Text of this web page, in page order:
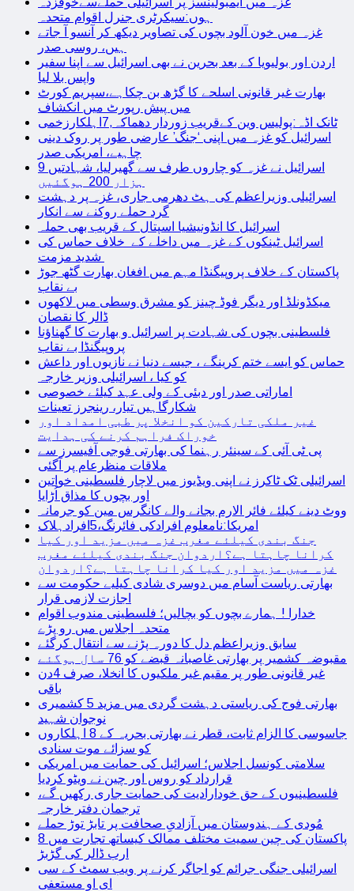
ہوں:سیکرٹری جنرل اقوام متحدہ
غزہ میں خون آلود بچوں کی تصاویر دیکھ کر آنسو آ جاتے
ہیں، روسی صدر
اردن اور بولیویا کے بعد بحرین نے بھی اسرائیل سے اپنا سفیر
واپس بلا لیا
بھارت غیر قانونی اسلحے کا گڑھ بن چکاہے،سپریم کورٹ
میں پیش رپورٹ میں انکشاف
ٹانک اڈہ:پولیس وین کےقریب زوردار دھماکہ,7اہلکارزخمی
اسرائیل کو غزہ میں اپنی ‘جنگ’ عارضی طور پر روک دینی
چاہیے، امریکی صدر
اسرائیل نے غزہ کو چاروں طرف سے گھیرلیا، شہادتیں 9
ہزار 200 ہوگئیں
اسرائیلی وزیراعظم کی ہٹ دھرمی جاری، غزہ پر دہشت
گرد حملے روکنے سے انکار
اسرائیل کا انڈونیشیا اسپتال کے قریب بھی حملہ
اسرائیل ٹینکوں کے غزہ میں داخلے کے خلاف حماس کی
پاکستان کے خلاف پروپیگنڈا مہم میں افغان بھارت گٹھ جوڑ
بے نقاب
میکڈونلڈ اور دیگر فوڈ چینز کو مشرق وسطی میں لاکھوں
ڈالر کا نقصان
فلسطینی بچوں کی شہادت پر اسرائیل و بھارت کا گھناؤنا
پروپیگنڈا بے نقاب
حماس کو ایسے ختم کرینگے ، جیسے دنیا نے نازیوں اور داعش
کو کیا ، اسرائیلی وزیر خارجہ
اماراتی صدر اور دبئی کے ولی عہد کیلئے خصوصی
شکارگاہیں تیار، رینجرز تعینات
غیر ملکی تارکین کو انخلا پر طبی امداد اور
خوراک فراہم کرنے کی ہدایت
پی ٹی آئی کے سینئر رہنما کی بھارتی فوجی آفیسرز سے
ملاقات منظرعام پر آگئی
اسرائیلی ٹک ٹاکرز نے اپنی ویڈیوز میں لاچار فلسطینی خواتین
اور بچوں کا مذاق اُڑایا
ووٹ دینے کیلئے فائر الارم بجانے والے کانگرس مین کو جرمانہ
امریکا:نامعلوم افرادکی فائرنگ،5افرادہلاک
جنگ بندی کیلئے مغرب غزہ میں مزید اور کیا
کرانا چاہتا ہے؟اردوان جنگ بندی کیلئے مغرب
غزہ میں مزید اور کیا کرانا چاہتا ہے؟اردوان
بھارتی ریاست آسام میں دوسری شادی کیلیے حکومت سے
اجازت لازمی قرار
خدارا ! ہمارے بچوں کو بچالیں؛ فلسطینی مندوب اقوام
متحدہ اجلاس میں رو پڑے
سابق وزیراعظم دل کا دورہ پڑنے سے انتقال کرگئے
مقبوضہ کشمیر پر بھارتی غاصبانہ قبضے کو 76 سال ہوگئے
غیر قانونی طور پر مقیم غیر ملکیوں کا انخلا، صرف 4دن
باقی
بھارتی فوج کی ریاستی دہشت گردی میں مزید 5 کشمیری
نوجوان شہید
جاسوسی کا الزام ثابت، قطر نے بھارتی بحریہ کے 8 اہلکاروں
کو سزائے موت سنادی
سلامتی کونسل اجلاس؛ اسرائیل کی حمایت میں امریکی
قرارداد کو روس اور چین نے ویٹو کردیا
فلسطینیوں کے حق خودارادیت کی حمایت جاری رکھیں گے،
ترجمان دفتر خارجہ
مُودی کے ہندوستان میں آزادیِ صحافت پر تابڑ توڑ حملے
پاکستان کی چین سمیت مختلف ممالک کیساتھ تجارت میں 8
ارب ڈالر کی گڑبڑ
اسرائیلی جنگی جرائم کو اجاگر کرنے پر ویب سمٹ کے سی
ای او مستعفی